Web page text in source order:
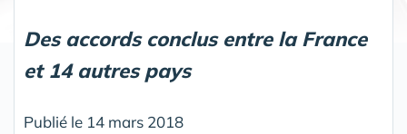
Des accords conclus entre la France
et 14 autres pays
Publié le 14 mars 2018